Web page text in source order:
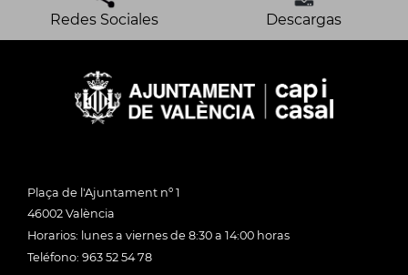
Redes Sociales Descargas
Plaça de l'Ajuntament nº 1
46002 València
Horarios: lunes a viernes de 8:30 a 14:00 horas
Teléfono: 963 52 54 78